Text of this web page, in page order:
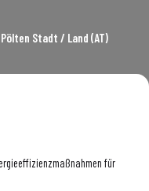
Stadt / Land (AT)
für